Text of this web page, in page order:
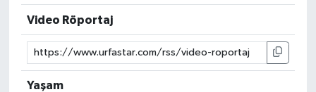
Video Röportaj
Yaşam